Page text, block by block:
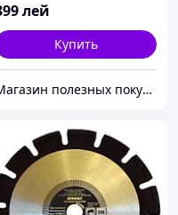
лей
Купить
Магазин полезных покупок "Goodbuy"